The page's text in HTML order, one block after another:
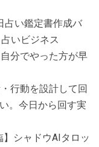
占い鑑定書作成バ
いビジネス
分でやった方が早
行動を設計して回
。今日から回す実
】シャドウAIタロッ